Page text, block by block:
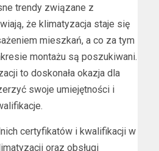
trendy związane z
że klimatyzacja staje się
mieszkań, a co za tym
montażu są poszukiwani.
to doskonała okazja dla
swoje umiejętności i
certyfikatów i kwalifikacji w
oraz obsługi